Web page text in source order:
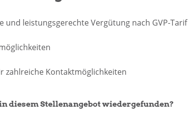
und leistungsgerechte Vergütung nach GVP-Tarif
zahlreiche Kontaktmöglichkeiten
diesem Stellenangebot wiedergefunden?